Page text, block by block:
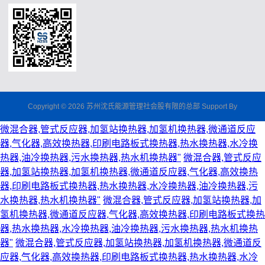
Copyright © 2026 苏州沈氏能源管理社会股有限的总部 Support By
微混合器,管式反应器,加氢站换热器,加氢机换热器,微通道反应
器,气化器,高效换热器,印刷电路板式换热器,热水换热器,水冷换
热器,油冷换热器,污水换热器,热水机换热器" 微混合器,管式反应
器,加氢站换热器,加氢机换热器,微通道反应器,气化器,高效换热
器,印刷电路板式换热器,热水换热器,水冷换热器,油冷换热器,污
水换热器,热水机换热器" 微混合器,管式反应器,加氢站换热器,加
氢机换热器,微通道反应器,气化器,高效换热器,印刷电路板式换热
器,热水换热器,水冷换热器,油冷换热器,污水换热器,热水机换热
器" 微混合器,管式反应器,加氢站换热器,加氢机换热器,微通道反
应器,气化器,高效换热器,印刷电路板式换热器,热水换热器,水冷